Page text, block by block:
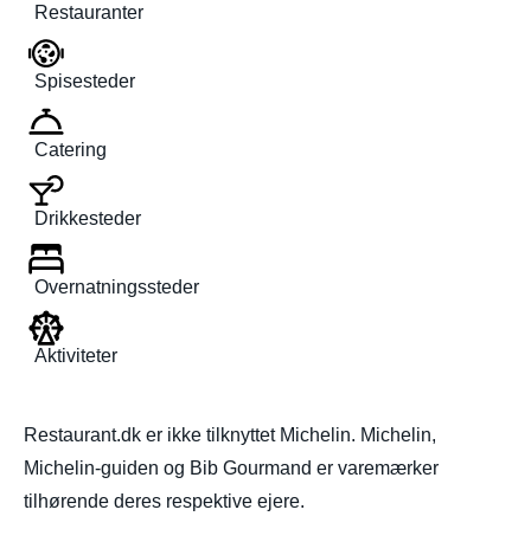
Restauranter
Spisesteder
Catering
Drikkesteder
Overnatningssteder
Aktiviteter
Restaurant.dk er ikke tilknyttet Michelin. Michelin,
Michelin-guiden og Bib Gourmand er varemærker
tilhørende deres respektive ejere.